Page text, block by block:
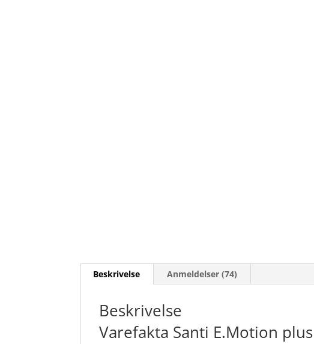
Beskrivelse Anmeldelser (74)
Beskrivelse
Varefakta Santi E.Motion